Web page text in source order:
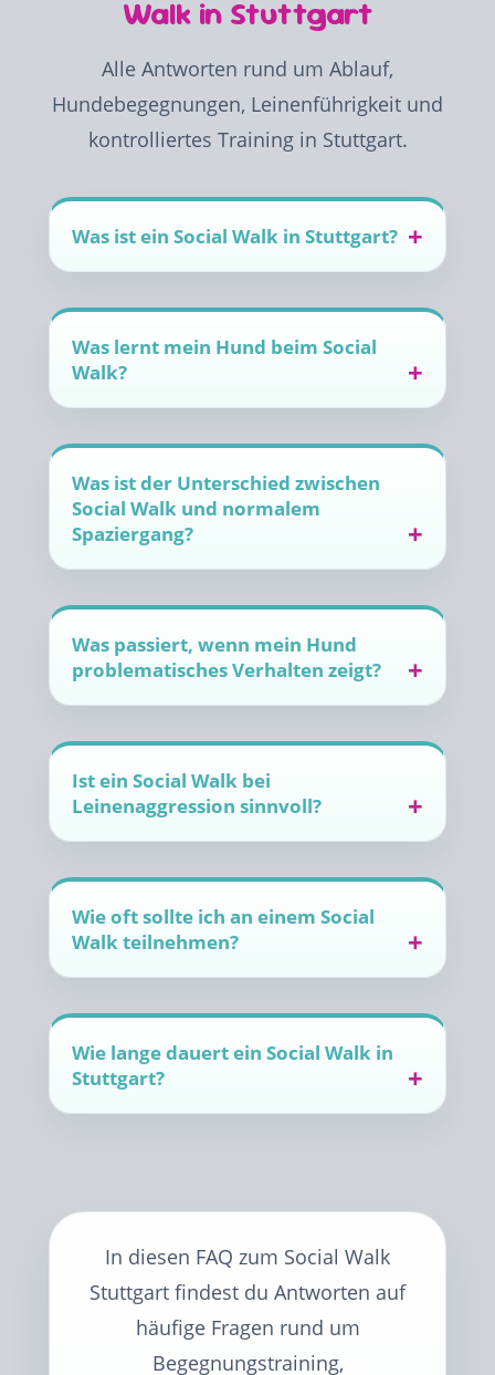
Walk in Stuttgart
Alle Antworten rund um Ablauf,
Hundebegegnungen, Leinenführigkeit und
kontrolliertes Training in Stuttgart.
Was ist ein Social Walk in Stuttgart?
Was lernt mein Hund beim Social
Walk?
Was ist der Unterschied zwischen
Social Walk und normalem
Spaziergang?
Was passiert, wenn mein Hund
problematisches Verhalten zeigt?
Ist ein Social Walk bei
Leinenaggression sinnvoll?
Wie oft sollte ich an einem Social
Walk teilnehmen?
Wie lange dauert ein Social Walk in
Stuttgart?
In diesen FAQ zum Social Walk
Stuttgart findest du Antworten auf
häufige Fragen rund um
Begegnungstraining,